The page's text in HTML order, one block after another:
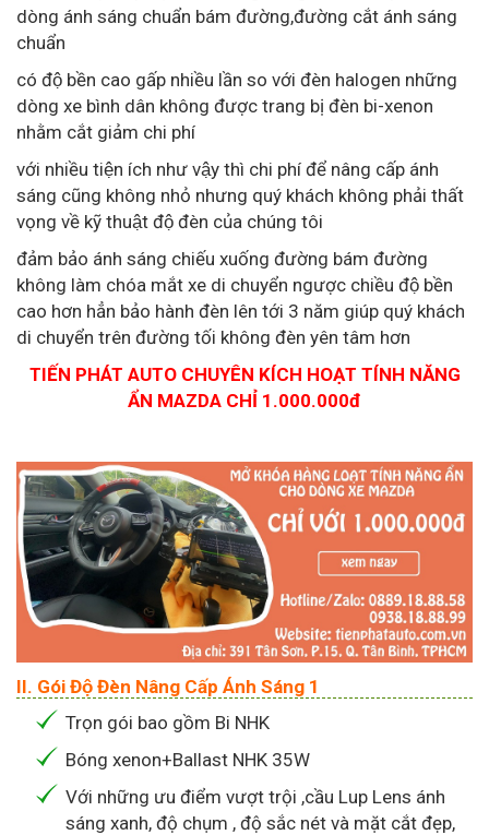
dòng ánh sáng chuẩn bám đường,đường cắt ánh sáng
chuẩn
có độ bền cao gấp nhiều lần so với đèn halogen những
dòng xe bình dân không được trang bị đèn bi-xenon
nhằm cắt giảm chi phí
với nhiều tiện ích như vậy thì chi phí để nâng cấp ánh
sáng cũng không nhỏ nhưng quý khách không phải thất
vọng về kỹ thuật độ đèn của chúng tôi
đảm bảo ánh sáng chiếu xuống đường bám đường
không làm chóa mắt xe di chuyển ngược chiều độ bền
cao hơn hẳn bảo hành đèn lên tới 3 năm giúp quý khách
di chuyển trên đường tối không đèn yên tâm hơn
TIẾN PHÁT AUTO CHUYÊN KÍCH HOẠT TÍNH NĂNG
ẨN MAZDA CHỈ 1.000.000đ
II. Gói Độ Đèn Nâng Cấp Ánh Sáng 1
Trọn gói bao gồm Bi NHK
Bóng xenon+Ballast NHK 35W
Với những ưu điểm vượt trội ,cầu Lup Lens ánh
sáng xanh, độ chụm , độ sắc nét và mặt cắt đẹp,